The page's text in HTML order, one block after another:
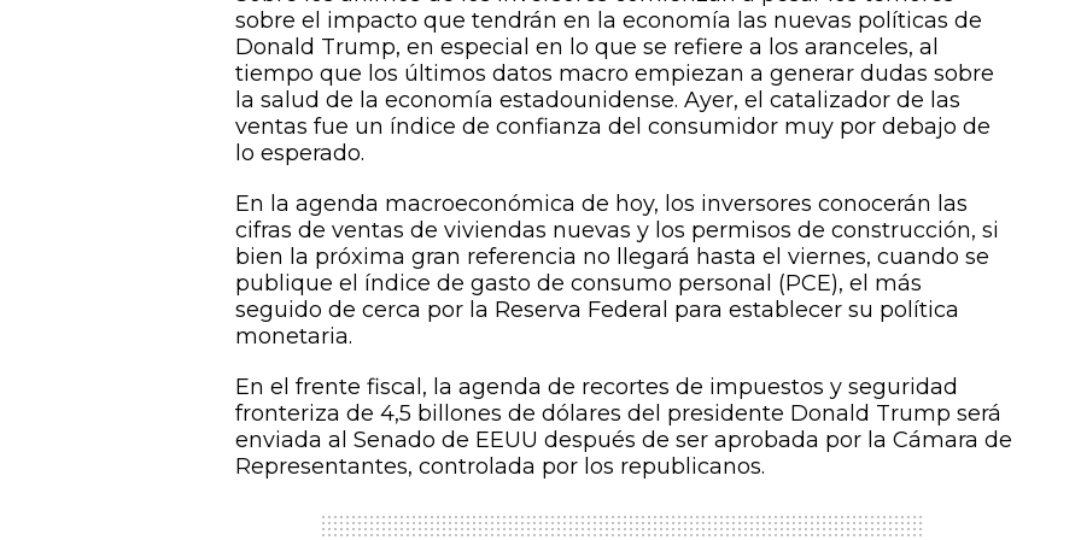
sobre el impacto que tendrán en la economía las nuevas políticas de
Donald Trump, en especial en lo que se refiere a los aranceles, al
tiempo que los últimos datos macro empiezan a generar dudas sobre
la salud de la economía estadounidense. Ayer, el catalizador de las
ventas fue un índice de confianza del consumidor muy por debajo de
lo esperado.
En la agenda macroeconómica de hoy, los inversores conocerán las
cifras de ventas de viviendas nuevas y los permisos de construcción, si
bien la próxima gran referencia no llegará hasta el viernes, cuando se
publique el índice de gasto de consumo personal (PCE), el más
seguido de cerca por la Reserva Federal para establecer su política
monetaria.
En el frente fiscal, la agenda de recortes de impuestos y seguridad
fronteriza de 4,5 billones de dólares del presidente Donald Trump será
enviada al Senado de EEUU después de ser aprobada por la Cámara de
Representantes, controlada por los republicanos.